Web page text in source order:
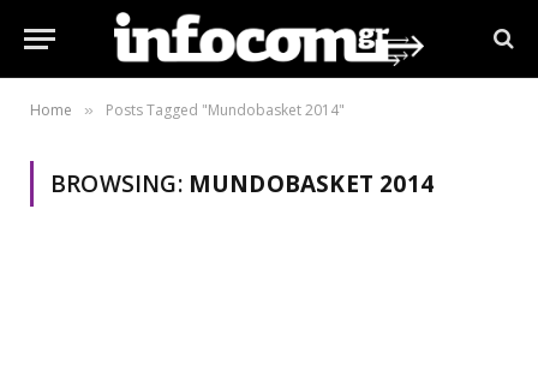
Home » Posts Tagged "Mundobasket 2014"
BROWSING: MUNDOBASKET 2014